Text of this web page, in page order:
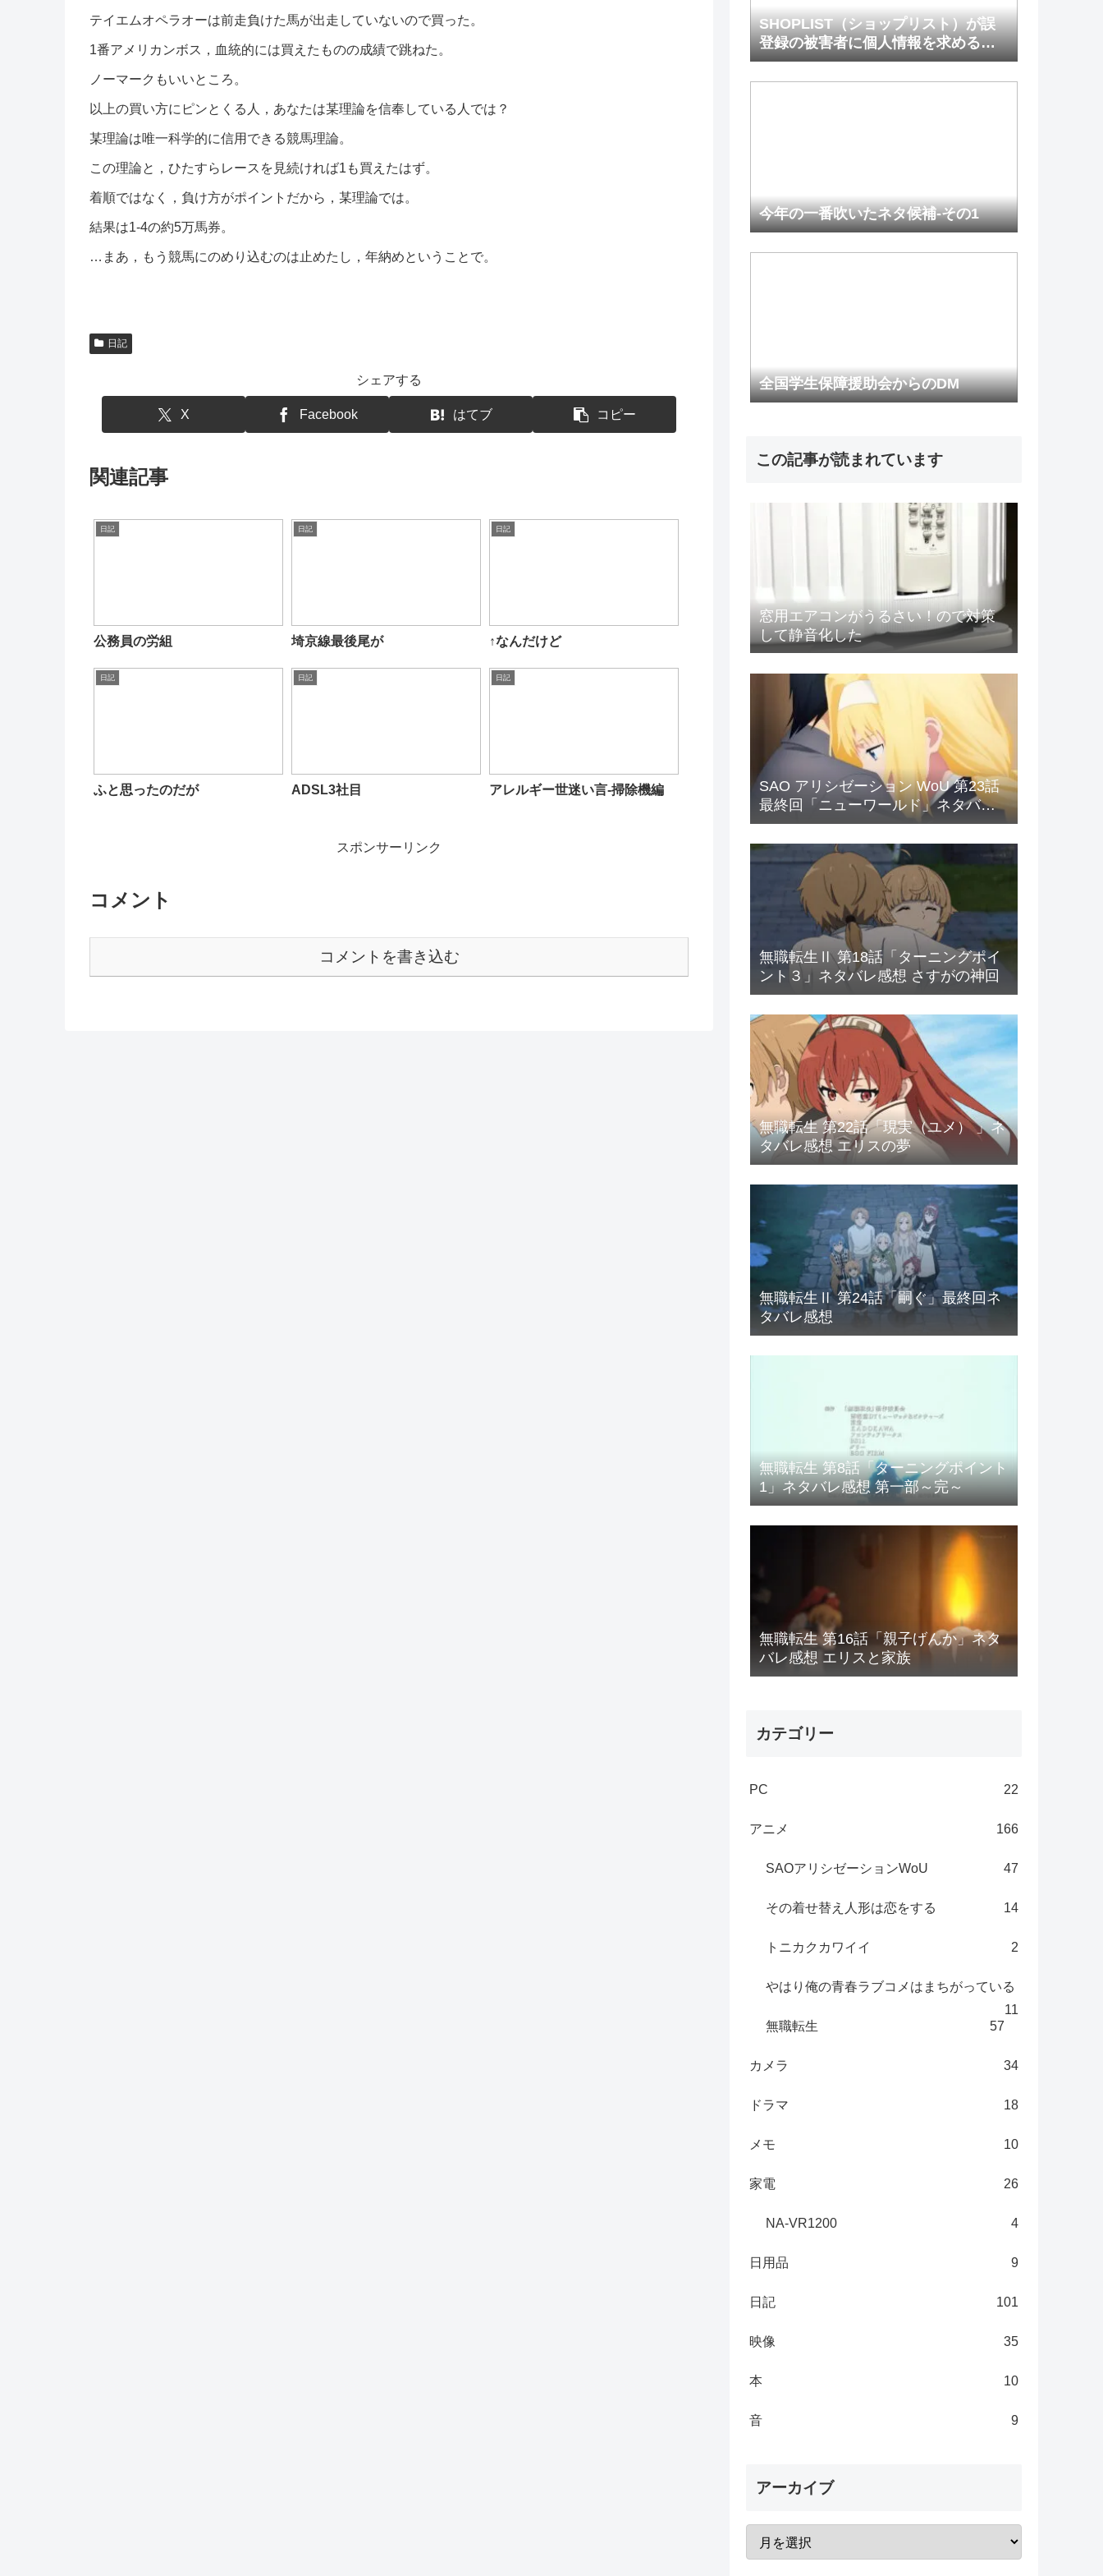
テイエムオペラオーは前走負けた馬が出走していないので買った。
1番アメリカンボス，血統的には買えたものの成績で跳ねた。
ノーマークもいいところ。
以上の買い方にピンとくる人，あなたは某理論を信奉している人では？
某理論は唯一科学的に信用できる競馬理論。
この理論と，ひたすらレースを見続ければ1も買えたはず。
着順ではなく，負け方がポイントだから，某理論では。
結果は1-4の約5万馬券。
…まあ，もう競馬にのめり込むのは止めたし，年納めということで。
日記
シェアする
X Facebook はてブ コピー
関連記事
日記
公務員の労組
日記
埼京線最後尾が
日記
↑なんだけど
日記
ふと思ったのだが
日記
ADSL3社目
日記
アレルギー世迷い言-掃除機編
スポンサーリンク
コメント
コメントを書き込む
SHOPLIST（ショップリスト）が誤
登録の被害者に個人情報を求めるの
は間違っているだろうか
今年の一番吹いたネタ候補-その1
全国学生保障援助会からのDM
この記事が読まれています
窓用エアコンがうるさい！ので対策
して静音化した
SAO アリシゼーション WoU 第23話
最終回「ニューワールド」ネタバレ
感想 新世界
無職転生Ⅱ 第18話「ターニングポイ
ント３」ネタバレ感想 さすがの神回
無職転生 第22話「現実（ユメ） 」ネ
タバレ感想 エリスの夢
無職転生Ⅱ 第24話「嗣ぐ」最終回ネ
タバレ感想
無職転生 第8話「ターニングポイント
1」ネタバレ感想 第一部～完～
無職転生 第16話「親子げんか」ネタ
バレ感想 エリスと家族
カテゴリー
PC 22
アニメ 166
SAOアリシゼーションWoU 47
その着せ替え人形は恋をする 14
トニカクカワイイ 2
やはり俺の青春ラブコメはまちがっている
11
無職転生
57
カメラ 34
ドラマ 18
メモ 10
家電 26
NA-VR1200 4
日用品 9
日記 101
映像 35
本 10
音 9
アーカイブ